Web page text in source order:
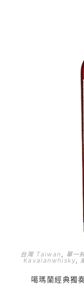
台灣 Taiwan , 單一
Kavalanwhisky,
噶瑪蘭經典獨